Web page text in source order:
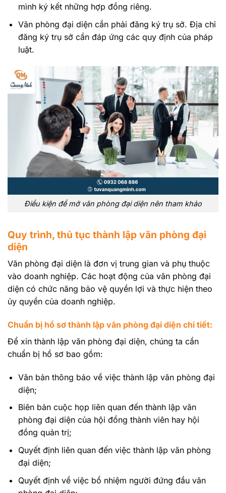
mình ký kết những hợp đồng riêng.
Văn phòng đại diện cần phải đăng ký trụ sở. Địa chỉ
đăng ký trụ sở cần đáp ứng các quy định của pháp
luật.
Điều kiện để mở văn phòng đại diện nên tham khảo
Quy trình, thủ tục thành lập văn phòng đại
diện
Văn phòng đại diện là đơn vị trung gian và phụ thuộc
vào doanh nghiệp. Các hoạt động của văn phòng đại
diện có chức năng bảo vệ quyền lợi và thực hiện theo
ủy quyền của doanh nghiệp.
Chuẩn bị hồ sơ thành lập văn phòng đại diện chi tiết:
Để xin thành lập văn phòng đại diện, chúng ta cần
chuẩn bị hồ sơ bao gồm:
Văn bản thông báo về việc thành lập văn phòng đại
diện;
Biên bản cuộc họp liên quan đến thành lập văn
phòng đại diện của hội đồng thành viên hay hội
đồng quản trị;
Quyết định liên quan đến việc thành lập văn phòng
đại diện;
Quyết định về việc bổ nhiệm người đứng đầu văn